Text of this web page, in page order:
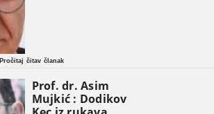
Pročitaj čitav članak
Prof. dr. Asim
Mujkić : Dodikov